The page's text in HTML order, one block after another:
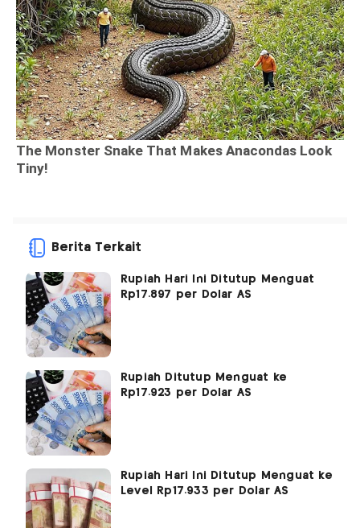
Berita Terkait
Rupiah Hari Ini Ditutup Menguat
Rp17.897 per Dolar AS
Rupiah Ditutup Menguat ke
Rp17.923 per Dolar AS
Rupiah Hari Ini Ditutup Menguat ke
Level Rp17.933 per Dolar AS